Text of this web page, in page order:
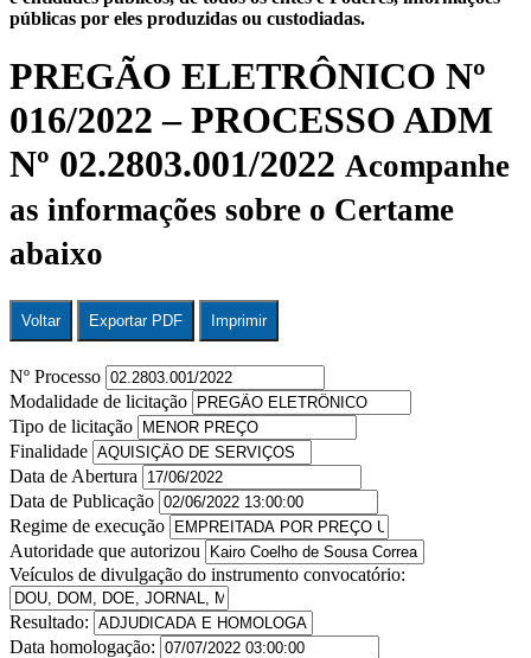
públicas por eles produzidas ou custodiadas.
PREGÃO ELETRÔNICO Nº
016/2022 – PROCESSO ADM
Nº 02.2803.001/2022 Acompanhe
as informações sobre o Certame
abaixo
Voltar Exportar PDF Imprimir
Nº Processo
Modalidade de licitação
Tipo de licitação
Finalidade
Data de Abertura
Data de Publicação
Regime de execução
Autoridade que autorizou
Veículos de divulgação do instrumento convocatório:
Resultado:
Data homologação: